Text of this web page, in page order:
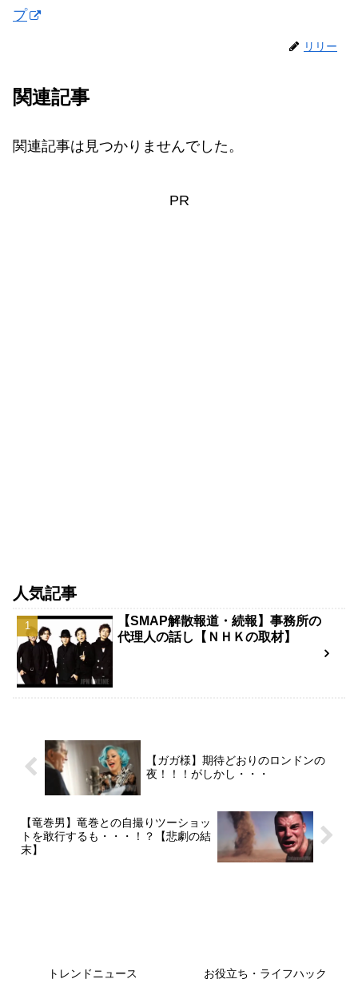
プ
リリー
関連記事
関連記事は見つかりませんでした。
PR
人気記事
【SMAP解散報道・続報】事務所の
代理人の話し【ＮＨＫの取材】
【ガガ様】期待どおりのロンドンの
夜！！！がしかし・・・
【竜巻男】竜巻との自撮りツーショッ
トを敢行するも・・・！？【悲劇の結
末】
トレンドニュース お役立ち・ライフハック